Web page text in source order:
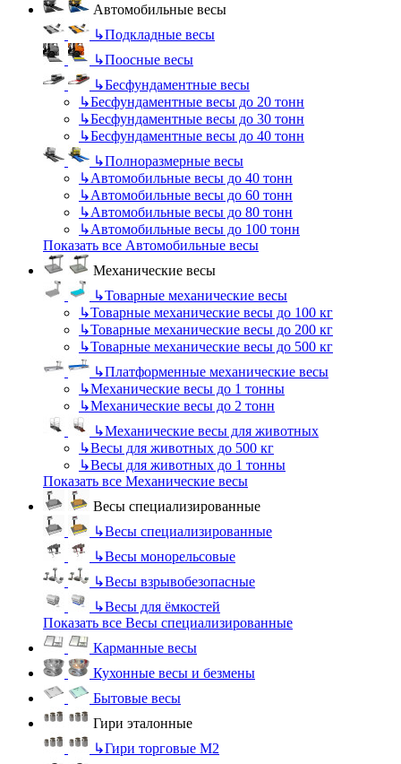
Автомобильные весы
↳Подкладные весы
↳Поосные весы
↳Бесфундаментные весы
↳Бесфундаментные весы до 20 тонн
↳Бесфундаментные весы до 30 тонн
↳Бесфундаментные весы до 40 тонн
↳Полноразмерные весы
↳Автомобильные весы до 40 тонн
↳Автомобильные весы до 60 тонн
↳Автомобильные весы до 80 тонн
↳Автомобильные весы до 100 тонн
Показать все Автомобильные весы
Механические весы
↳Товарные механические весы
↳Товарные механические весы до 100 кг
↳Товарные механические весы до 200 кг
↳Товарные механические весы до 500 кг
↳Платформенные механические весы
↳Механические весы до 1 тонны
↳Механические весы до 2 тонн
↳Механические весы для животных
↳Весы для животных до 500 кг
↳Весы для животных до 1 тонны
Показать все Механические весы
Весы специализированные
↳Весы специализированные
↳Весы монорельсовые
↳Весы взрывобезопасные
↳Весы для ёмкостей
Показать все Весы специализированные
Карманные весы
Кухонные весы и безмены
Бытовые весы
Гири эталонные
↳Гири торговые М2